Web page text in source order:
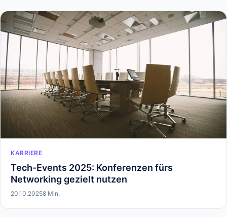
KARRIERE
Tech-Events 2025: Konferenzen fürs
Networking gezielt nutzen
20.10.20258 Min.